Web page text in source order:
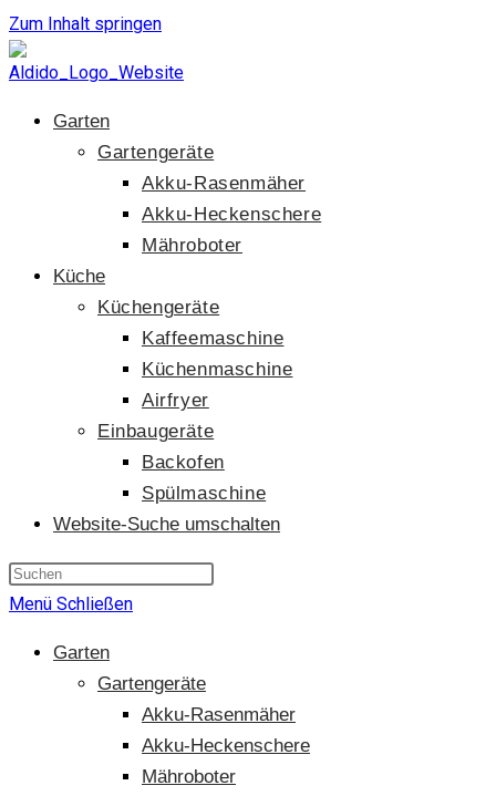
Zum Inhalt springen
Garten
Gartengeräte
Akku-Rasenmäher
Akku-Heckenschere
Mähroboter
Küche
Küchengeräte
Kaffeemaschine
Küchenmaschine
Airfryer
Einbaugeräte
Backofen
Spülmaschine
Website-Suche umschalten
Menü Schließen
Garten
Gartengeräte
Akku-Rasenmäher
Akku-Heckenschere
Mähroboter